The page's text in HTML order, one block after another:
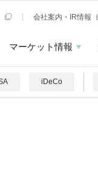
会社案内・IR情報
マーケット情報
iDeCo